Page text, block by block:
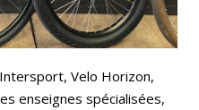
Velo Horizon,
enseignes spécialisées,